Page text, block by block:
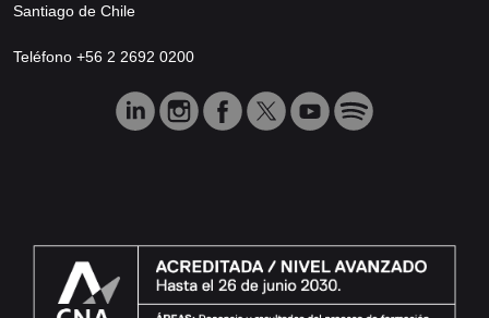
Santiago de Chile
Teléfono +56 2 2692 0200